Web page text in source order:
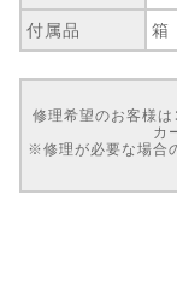
付属品 箱
修理希望のお客様は
カ
※修理が必要な場合